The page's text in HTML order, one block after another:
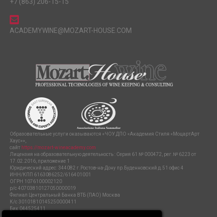
ACADEMYWINE@MOZART-HOUSE.COM
Образовательные услуги оказываются «ЧОУ ДПО «Академия Стиля «МоцартАрт
Хаус»»,
сайт https://mozart-wineacademy.com
Лицензия на образовательную деятельность : Серия 61 № 000472, рег.№ 6223 от
17.02.2016, приложение 1
Юридический адрес: 344082 г.Ростов-на-Дону пр.Буденновский д.51 офис 4
ИНН/КПП 6163086252/616401001
ОГРН 1076100002120
р/с 40703810127050000019
Филиал Центральный Банка ВТБ (ПАО) Москва
К/с 30101810145250000411
Бик 044525411